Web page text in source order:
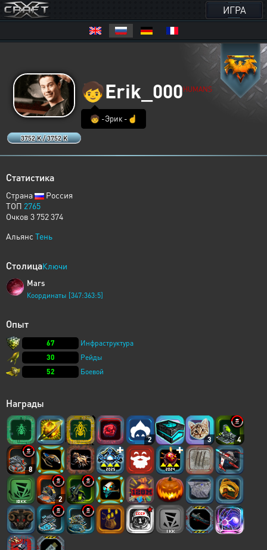
ИГРА
3752 K / 3752 K
🧒Erik_000HUMANS
🧒 -Эрик -☝️
Статистика
Страна
Россия
ТОП 2765
Очков 3 752 374
Альянс Тень
СтолицаКлючи
Mars
Координаты [347:363:5]
Опыт
67
Инфраструктура
30
Рейды
52
Боевой
Награды
2 3 4
8
2